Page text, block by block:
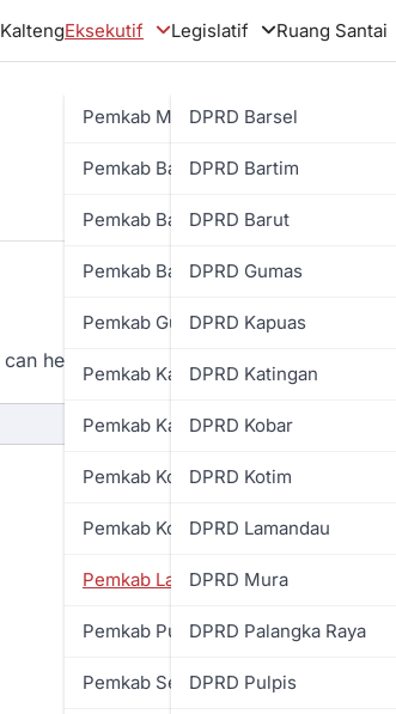
Eksekutif
Pemkab Murung Raya
Pemkab Barsel
Pemkab Bartim
Pemkab Barut
Pemkab Gumas
Pemkab Kapuas
Pemkab Katingan
Pemkab Kobar
Pemkab Kotim
Pemkab Lamandau
Pemkab Pulpis
Pemkab Seruyan
Legislatif
DPRD Barsel
DPRD Bartim
DPRD Barut
DPRD Gumas
DPRD Kapuas
DPRD Katingan
DPRD Kobar
DPRD Kotim
DPRD Lamandau
DPRD Mura
DPRD Palangka Raya
DPRD Pulpis
Ruang Santai
help.